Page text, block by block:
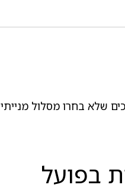
שלא בחרו מסלול
בפועל